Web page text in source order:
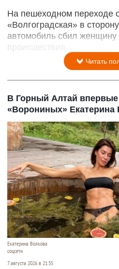
На пешеходном переходе
«Волгоградская» в
автомобиль сбил женщину
происшествия.
Читать
В Горный Алтай впервые
«Ворониных» Екатерина
Екатерина Волкова
соцсети
7 августа 2026 в 21:35